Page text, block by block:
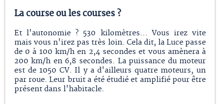
La course ou les courses ?
Et l'autonomie ? 530 kilomètres… Vous irez vite
mais vous n'irez pas très loin. Cela dit, la Luce passe
de 0 à 100 km/h en 2,4 secondes et vous amènera à
200 km/h en 6,8 secondes. La puissance du moteur
est de 1050 CV. Il y a d'ailleurs quatre moteurs, un
par roue. Leur bruit a été étudié et amplifié pour être
présent dans l'habitacle.